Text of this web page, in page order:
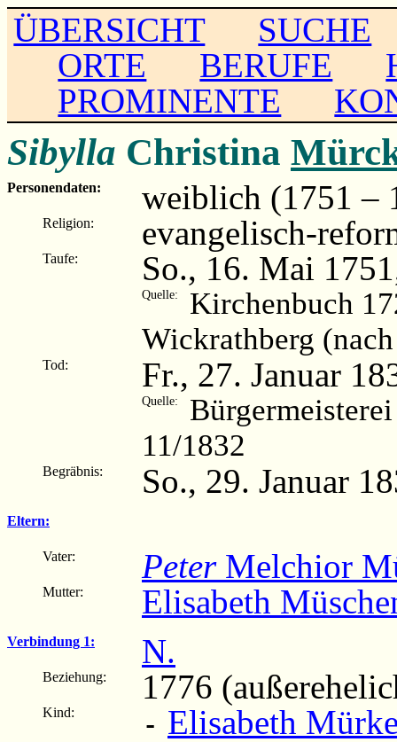
ÜBERSICHT
SUCHE
ORTE
BERUFE
PROMINENTE
Sibylla Christina
Personendaten: weiblich (1751 –
Religion: evangelisch-
Taufe: So., 16. Mai
Quelle:
Kirchenbuch
Wickrathberg
Tod: Fr., 27. Januar
Quelle:
11/1832
Begräbnis: So., 29. Januar
Eltern:
Vater: PeterMelchior
Mutter: Elisabeth
Verbindung 1: N.
Beziehung: 1776
Kind: - Elisabeth